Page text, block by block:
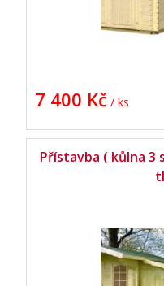
7 400 Kč / ks
Přístavba ( kůlna 3